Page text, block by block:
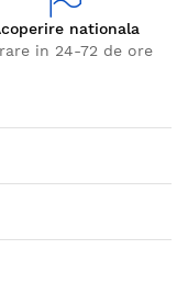
nationala
in 24-72 de ore